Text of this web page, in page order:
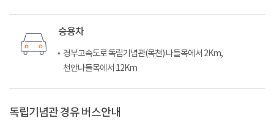
승용차
경부고속도로 독립기념관(목천) 나들목에서 2Km,
천안나들목에서 12Km
독립기념관 경유 버스안내